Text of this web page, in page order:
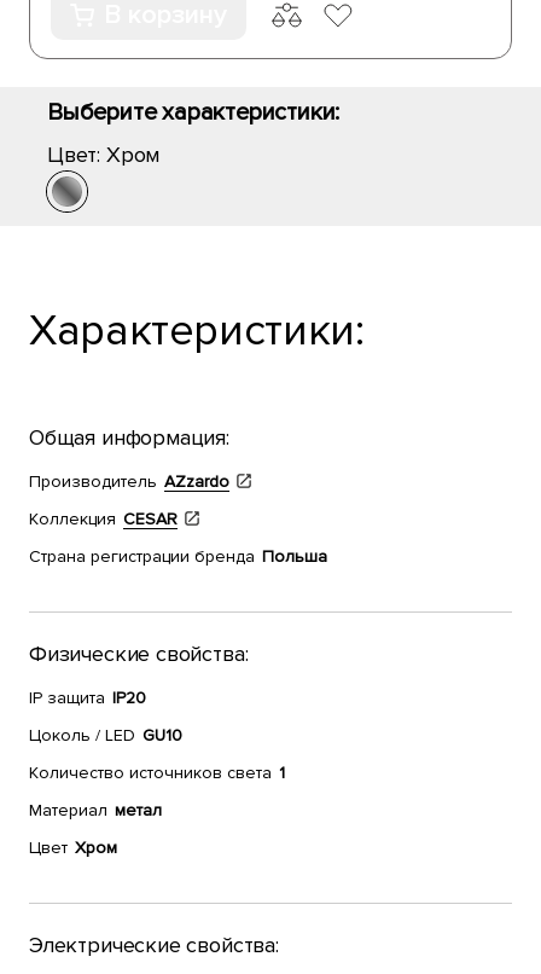
Выберите характеристики:
Цвет: Хром
Характеристики:
Общая информация:
Производитель AZzardo
Коллекция CESAR
Страна регистрации бренда Польша
Физические свойства:
IP защита IP20
Цоколь / LED GU10
Количество источников света 1
Материал метал
Цвет Хром
Электрические свойства: